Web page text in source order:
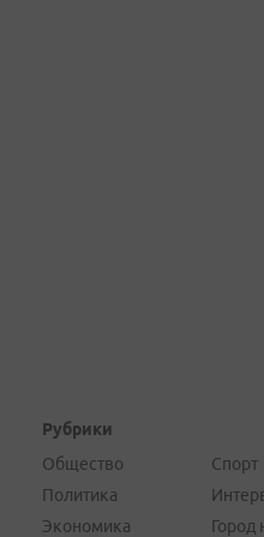
Рубрики
Общество
Политика
Экономика
Спорт
Город